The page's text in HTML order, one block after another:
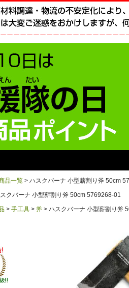
品一覧
ハスクバーナ 小型薪割り斧 50cm
クバーナ 小型薪割り斧 50cm 5769268-01
手工具 斧 ハスクバーナ 小型薪割り斧